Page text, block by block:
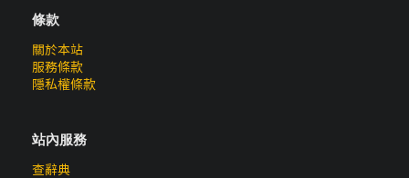
條款
關於本站
服務條款
隱私權條款
站內服務
查辭典